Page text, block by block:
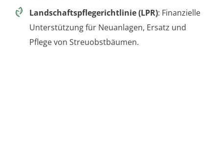
Landschaftspflegerichtlinie (LPR): Finanzielle
Unterstützung für Neuanlagen, Ersatz und
Pflege von Streuobstbäumen.